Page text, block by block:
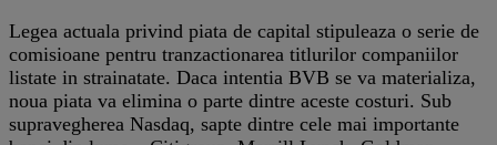
Legea actuala privind piata de capital stipuleaza o serie de
comisioane pentru tranzactionarea titlurilor companiilor
listate in strainatate. Daca intentia BVB se va materializa,
noua piata va elimina o parte dintre aceste costuri. Sub
supravegherea Nasdaq, sapte dintre cele mai importante